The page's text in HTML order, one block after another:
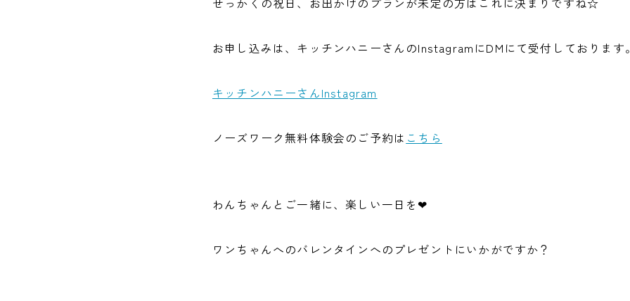
お申し込みは、キッチンハニーさんのInstagramにDMにて受付しております。
キッチンハニーさんInstagram
ノーズワーク無料体験会のご予約は こちら
わんちゃんとご一緒に、楽しい一日を❤︎
ワンちゃんへのバレンタインへのプレゼントにいかがですか？